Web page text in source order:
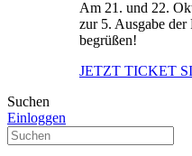
Am 21. und 22.
zur 5. Ausgabe
begrüßen!
JETZT TICKET
Suchen
Einloggen